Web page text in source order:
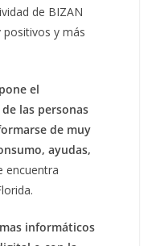
de BIZAN
y más
el
las personas
de muy
ayudas,
encuentra
informáticos